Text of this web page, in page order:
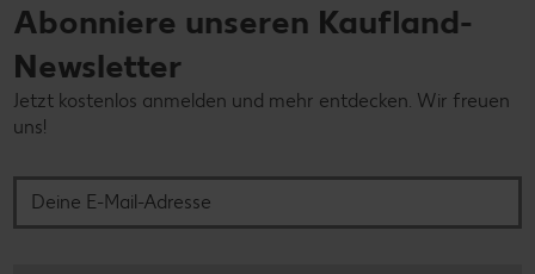
Abonniere unseren Kaufland-
Newsletter
Jetzt kostenlos anmelden und mehr entdecken. Wir freuen
uns!